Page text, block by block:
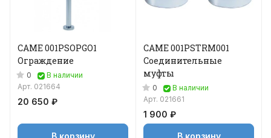
CAME 001PSOPGO1
Ограждение
0
В наличии
Арт. 021664
20 650 ₽
В корзину
CAME 001PSTRM001
Соединительные
муфты
0
В наличии
Арт. 021661
1 900 ₽
В корзину